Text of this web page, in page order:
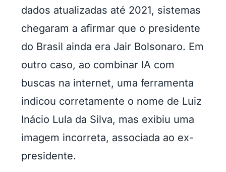
dados atualizadas até 2021, sistemas
chegaram a afirmar que o presidente
do Brasil ainda era Jair Bolsonaro. Em
outro caso, ao combinar IA com
buscas na internet, uma ferramenta
indicou corretamente o nome de Luiz
Inácio Lula da Silva, mas exibiu uma
imagem incorreta, associada ao ex-
presidente.